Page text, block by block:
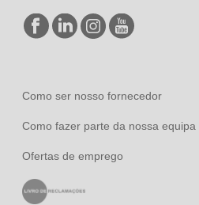
Como ser nosso fornecedor
Como fazer parte da nossa equipa
Ofertas de emprego